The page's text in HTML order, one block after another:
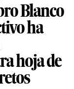
Blanco
ha
hoja de